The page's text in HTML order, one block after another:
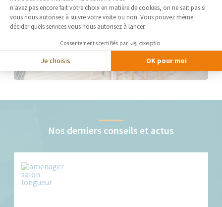
Nos derniers conseils et actus
n'avez pas encore fait votre choix en matière de cookies, on ne sait pas si
vous nous autorisez à suivre votre visite ou non. Vous pouvez même
décider quels services vous nous autorisez à lancer.
Consentements certifiés par
Je choisis OK pour moi
Axeptio consent